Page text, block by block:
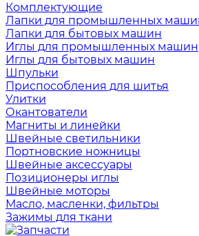
Комплектующие
Лапки для промышленных
Лапки для бытовых машин
Иглы для промышленных машин
Иглы для бытовых машин
Шпульки
Приспособления для шитья
Улитки
Окантователи
Магниты и линейки
Швейные светильники
Портновские ножницы
Швейные аксессуары
Позиционеры иглы
Швейные моторы
Масло, масленки, фильтры
Зажимы для ткани